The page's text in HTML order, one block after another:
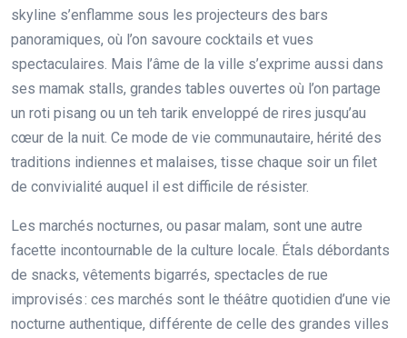
skyline s’enflamme sous les projecteurs des bars
panoramiques, où l’on savoure cocktails et vues
spectaculaires. Mais l’âme de la ville s’exprime aussi dans
ses mamak stalls, grandes tables ouvertes où l’on partage
un roti pisang ou un teh tarik enveloppé de rires jusqu’au
cœur de la nuit. Ce mode de vie communautaire, hérité des
traditions indiennes et malaises, tisse chaque soir un filet
de convivialité auquel il est difficile de résister.
Les marchés nocturnes, ou pasar malam, sont une autre
facette incontournable de la culture locale. Étals débordants
de snacks, vêtements bigarrés, spectacles de rue
improvisés : ces marchés sont le théâtre quotidien d’une vie
nocturne authentique, différente de celle des grandes villes